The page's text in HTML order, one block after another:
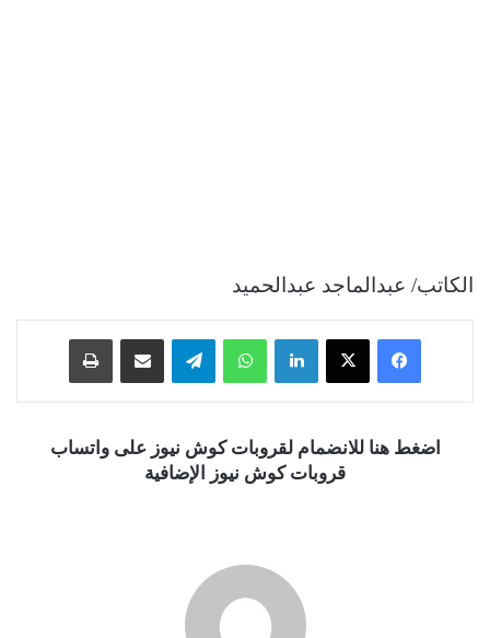
الكاتب/ عبدالماجد عبدالحميد
فيسبوك ‫X لينكدإن واتساب تيلقرام
اضغط هنا للانضمام لقروبات كوش نيوز على واتساب
قروبات كوش نيوز الإضافية